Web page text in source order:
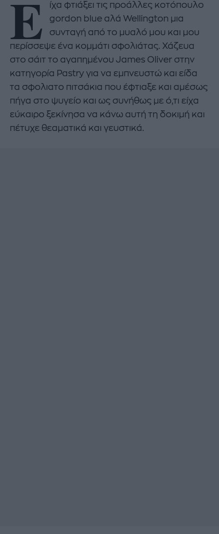
Ε
ίχα φτιάξει τις προάλλες κοτόπουλο
gordon blue αλά Wellington μια
συνταγή από το μυαλό μου και μου
περίσσεψε ένα κομμάτι σφολιάτας. Χάζευα
στο σάιτ το αγαπημένου James Oliver στην
κατηγορία Pastry για να εμπνευστώ και είδα
τα σφολιατο πιτσάκια που έφτιαξε και αμέσως
πήγα στο ψυγείο και ως συνήθως με ό,τι είχα
εύκαιρο ξεκίνησα να κάνω αυτή τη δοκιμή και
πέτυχε θεαματικά και γευστικά.